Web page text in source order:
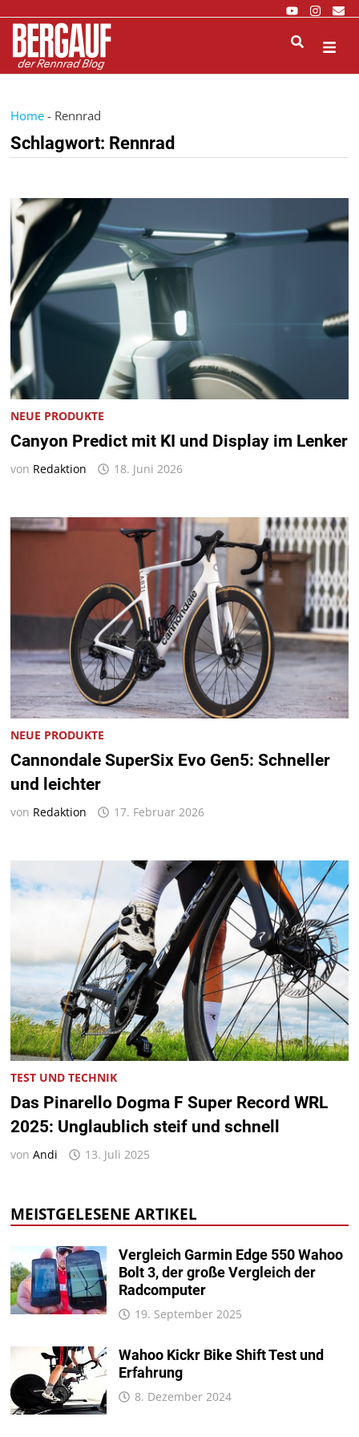
zum
Inhalt
Home - Rennrad
Schlagwort: Rennrad
NEUE PRODUKTE
Canyon Predict mit KI und Display im Lenker
von Redaktion 18. Juni 2026
NEUE PRODUKTE
Cannondale SuperSix Evo Gen5: Schneller
und leichter
von Redaktion 17. Februar 2026
TEST UND TECHNIK
Das Pinarello Dogma F Super Record WRL
2025: Unglaublich steif und schnell
vonAndi 13. Juli 2025
MEISTGELESENE ARTIKEL
Vergleich Garmin Edge 550 Wahoo
Bolt 3, der große Vergleich der
Radcomputer
19. September 2025
Wahoo Kickr Bike Shift Test und
Erfahrung
8. Dezember 2024